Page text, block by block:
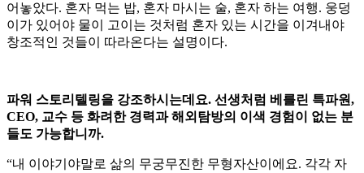
어놓았다. 혼자 먹는 밥, 혼자 마시는 술, 혼자 하는 여행. 웅덩
이가 있어야 물이 고이는 것처럼 혼자 있는 시간을 이겨내야
창조적인 것들이 따라온다는 설명이다.
파워 스토리텔링을 강조하시는데요. 선생처럼 베를린 특파원,
CEO, 교수 등 화려한 경력과 해외탐방의 이색 경험이 없는 분
들도 가능합니까.
“내 이야기야말로 삶의 무궁무진한 무형자산이에요. 각각 자